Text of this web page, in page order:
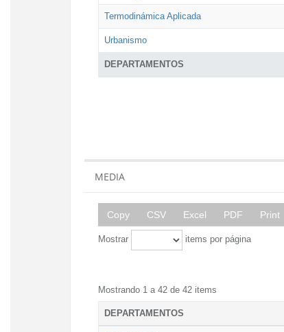
DEPARTAMENTOS
Termodinámica Aplicada
Urbanismo
MEDIA
Copy CSV Excel PDF Print
Mostrar items por página
Mostrando 1 a 42 de 42 items
DEPARTAMENTOS